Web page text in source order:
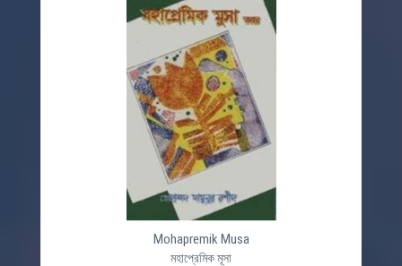
Mohapremik Musa
মহাপ্রেমিক মূসা